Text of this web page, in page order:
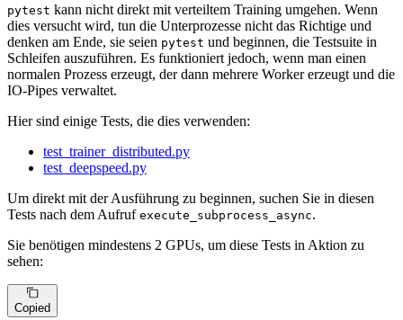
pytest kann nicht direkt mit verteiltem Training umgehen. Wenn
dies versucht wird, tun die Unterprozesse nicht das Richtige und
denken am Ende, sie seien pytest und beginnen, die Testsuite in
Schleifen auszuführen. Es funktioniert jedoch, wenn man einen
normalen Prozess erzeugt, der dann mehrere Worker erzeugt und die
IO-Pipes verwaltet.
Hier sind einige Tests, die dies verwenden:
test_trainer_distributed.py
test_deepspeed.py
Um direkt mit der Ausführung zu beginnen, suchen Sie in diesen
Tests nach dem Aufruf execute_subprocess_async.
Sie benötigen mindestens 2 GPUs, um diese Tests in Aktion zu
sehen:
Copied